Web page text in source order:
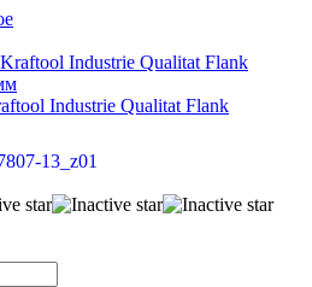
Industrie Qualitat Flank
13_z01